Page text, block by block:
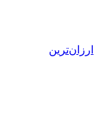
ارزان‌ترین